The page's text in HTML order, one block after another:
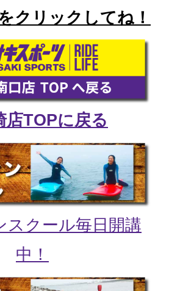
クリックしてね！
店TOPに戻る
スクール毎日開講
中！